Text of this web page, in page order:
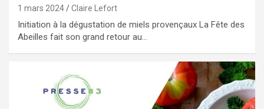
1 mars 2024 Claire Lefort
Initiation à la dégustation de miels provençaux La Fête des
Abeilles fait son grand retour au…